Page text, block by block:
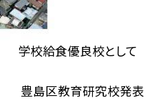
校給食優良校として
島区教育研究校発表